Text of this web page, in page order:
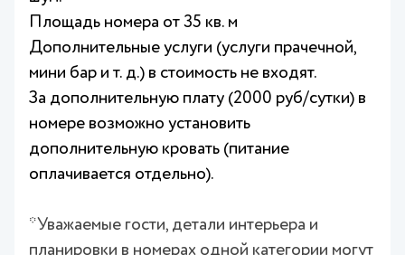
Площадь номера от 35 кв. м
Дополнительные услуги (услуги прачечной,
мини бар и т. д.) в стоимость не входят.
За дополнительную плату (2000 руб/сутки) в
номере возможно установить
дополнительную кровать (питание
оплачивается отдельно).
*Уважаемые гости, детали интерьера и
планировки в номерах одной категории могут